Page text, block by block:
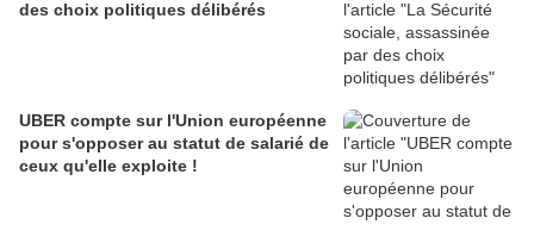
des choix politiques délibérés
UBER compte sur l'Union européenne
pour s'opposer au statut de salarié de
ceux qu'elle exploite !